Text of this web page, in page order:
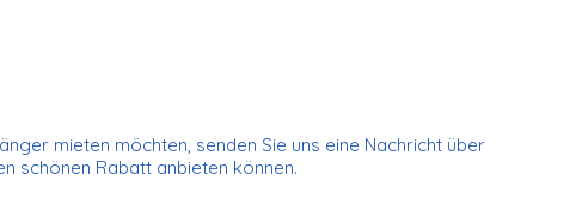
mieten möchten, senden Sie uns eine Nachricht über
schönen Rabatt anbieten können.